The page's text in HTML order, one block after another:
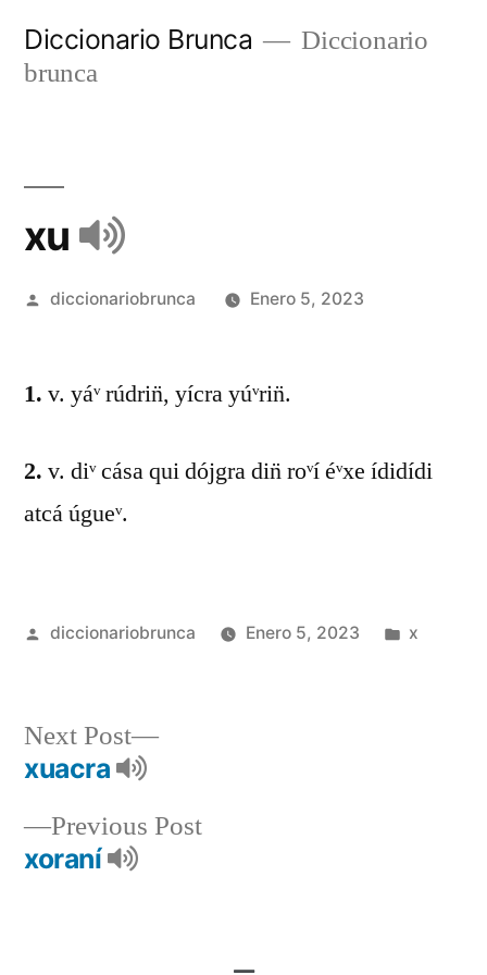
Diccionario Brunca
Diccionario
brunca
xu
diccionariobrunca Enero 5, 2023
1. v. yáᵛ rúdrin̈, yícra yúᵛrin̈.
2. v. diᵛ cása qui dójgra din̈ roᵛí éᵛxe ídidídi
atcá úgueᵛ.
diccionariobrunca Enero 5, 2023 x
Previous Post
xoraní
Next Post
xuacra